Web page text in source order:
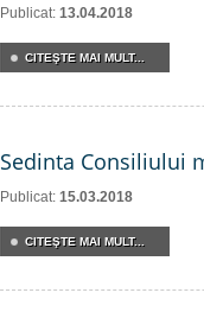
Publicat: 13.04.2018
CITEŞTE MAI MULT...
Sedinta Consiliului
Publicat: 15.03.2018
CITEŞTE MAI MULT...